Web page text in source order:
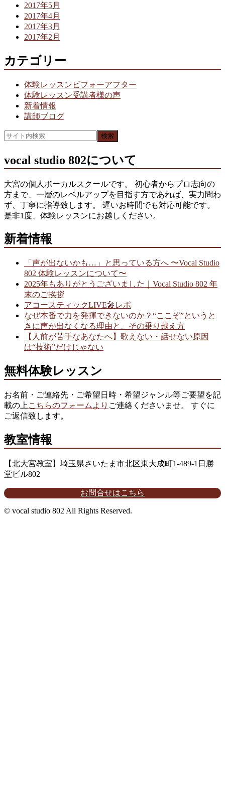
2017年5月
2017年4月
2017年3月
2017年2月
カテゴリー
体験レッスンビフォーアフター
体験レッスン受講者様の声
新着情報
講師ブログ
vocal studio 802について
大宮の個人ボーカルスクールです。 初心者からプロ志向の
方まで、一層のレベルアップを目指す方であれば、実力問わ
ず、丁寧に指導致します。 遅いお時間でも対応可能です。
是非1度、体験レッスンにお越しください。
新着情報
「声が出ないかも…」と思っている方へ 〜Vocal Studio
802 体験レッスンについて〜
2025年もありがとうございました｜Vocal Studio 802 年
末のご挨拶
アコースティックLIVE🎤レポ
なぜ本番で力を発揮できないのか？“ここぞ”というと
きに声が出なくなる理由と、その乗り越え方
【人前が苦手なあなたへ】歌えない・話せない原因
は“技術”だけじゃない
無料体験レッスン
お名前・ご連絡先・ご希望日時・希望ジャンル等ご要望を記
載の上 こちらのフォームより ご連絡くださいませ。 すぐに
ご返信致します。
教室情報
【北大宮教室】埼玉県さいたま市北区東大成町1-489-1日勝
堂ビル802
お問合せはこちら
© vocal studio 802 All Rights Reserved.